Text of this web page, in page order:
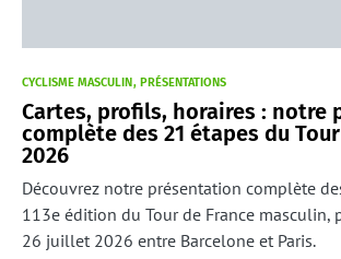
CYCLISME MASCULIN PRÉSENTATIONS
Cartes, profils, horaires : notre
complète des 21 étapes du
2026
Découvrez notre présentation complète
113e édition du Tour de France masculin,
26 juillet 2026 entre Barcelone et Paris.